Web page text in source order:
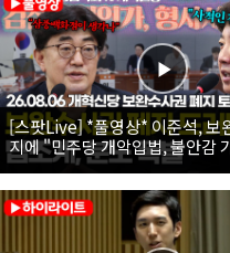
[스팟Live] *풀영상* 이준석, 보
지에 "민주당 개악입법, 불안감
26.08.06 개혁신당 보완수사권 폐